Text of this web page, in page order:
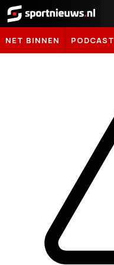
Sportnieuws.nl
NET BINNEN PODCAST